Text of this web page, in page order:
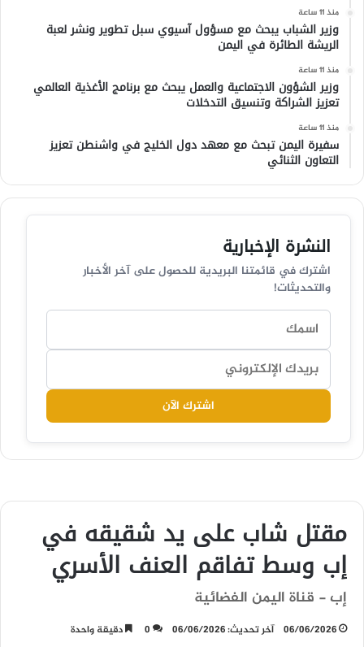
منذ 11 ساعة
وزير الشباب يبحث مع مسؤول آسيوي سبل تطوير ونشر لعبة
الريشة الطائرة في اليمن
منذ 11 ساعة
وزير الشؤون الاجتماعية والعمل يبحث مع برنامج الأغذية العالمي
تعزيز الشراكة وتنسيق التدخلات
منذ 11 ساعة
سفيرة اليمن تبحث مع معهد دول الخليج في واشنطن تعزيز
التعاون الثنائي
النشرة الإخبارية
اشترك في قائمتنا البريدية للحصول على آخر الأخبار
والتحديثات!
اشترك الآن